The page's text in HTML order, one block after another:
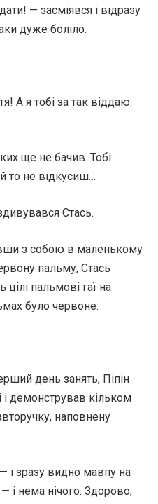
— засміявся і відразу
дуже боліло.
А я тобі за так віддаю.
ще не бачив. Тобі
то не відкусиш…
Стась.
з собою в маленькому
пальму, Стась
пальмові гаї на
було червоне.
день занять, Піпін
і демонстрував кільком
наповнену
і зразу видно мавпу на
і нема нічого. Здорово,